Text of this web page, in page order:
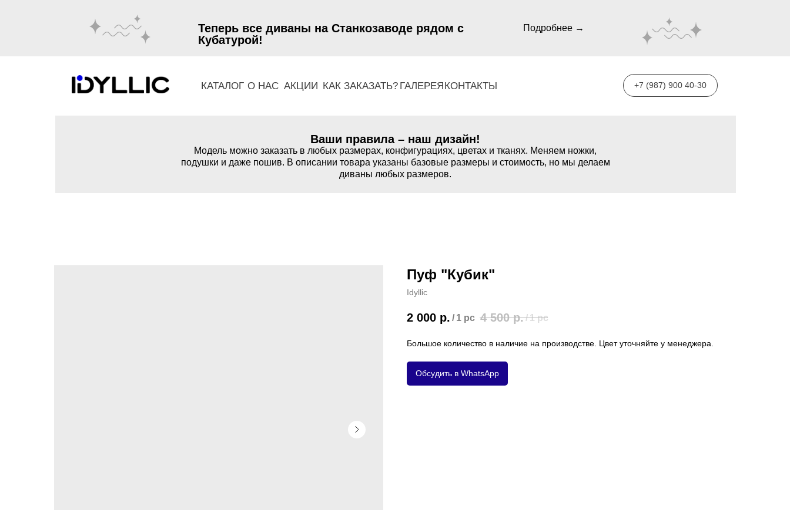
Подробнее →
Теперь все диваны на Станкозаводе рядом с
Кубатурой!
КАТАЛОГ О НАС АКЦИИ КАК ЗАКАЗАТЬ? ГАЛЕРЕЯКОНТАКТЫ +7 (987) 900 40-30
Ваши правила – наш дизайн!
Модель можно заказать в любых размерах, конфигурациях, цветах и тканях. Меняем ножки,
подушки и даже пошив. В описании товара указаны базовые размеры и стоимость, но мы делаем
диваны любых размеров.
Пуф "Кубик"
Idyllic
2 000 р. / 1 pc 4 500 р./1 pc
Большое количество в наличие на производстве. Цвет уточняйте у менеджера.
Обсудить в WhatsApp